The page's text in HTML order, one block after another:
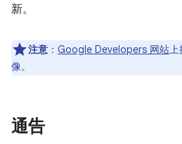
新。
注意 ： Google Developers 网站上
像。
通告